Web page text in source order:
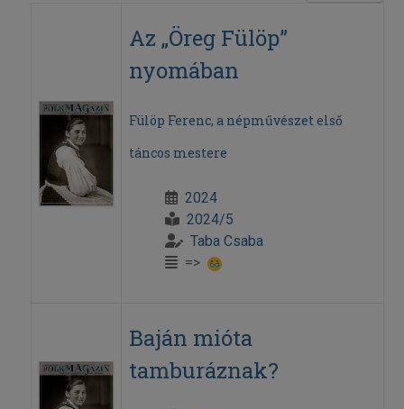
Az „Öreg Fülöp”
nyomában
Fülöp Ferenc, a népművészet első
táncos mestere
2024
2024/5
Taba Csaba
=>
Baján mióta
tamburáznak?